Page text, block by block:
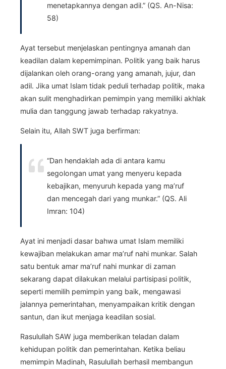
menetapkannya dengan adil.” (QS. An-Nisa:
58)
Ayat tersebut menjelaskan pentingnya amanah dan
keadilan dalam kepemimpinan. Politik yang baik harus
dijalankan oleh orang-orang yang amanah, jujur, dan
adil. Jika umat Islam tidak peduli terhadap politik, maka
akan sulit menghadirkan pemimpin yang memiliki akhlak
mulia dan tanggung jawab terhadap rakyatnya.
Selain itu, Allah SWT juga berfirman:
“Dan hendaklah ada di antara kamu
segolongan umat yang menyeru kepada
kebajikan, menyuruh kepada yang ma’ruf
dan mencegah dari yang munkar.” (QS. Ali
Imran: 104)
Ayat ini menjadi dasar bahwa umat Islam memiliki
kewajiban melakukan amar ma’ruf nahi munkar. Salah
satu bentuk amar ma’ruf nahi munkar di zaman
sekarang dapat dilakukan melalui partisipasi politik,
seperti memilih pemimpin yang baik, mengawasi
jalannya pemerintahan, menyampaikan kritik dengan
santun, dan ikut menjaga keadilan sosial.
Rasulullah SAW juga memberikan teladan dalam
kehidupan politik dan pemerintahan. Ketika beliau
memimpin Madinah, Rasulullah berhasil membangun